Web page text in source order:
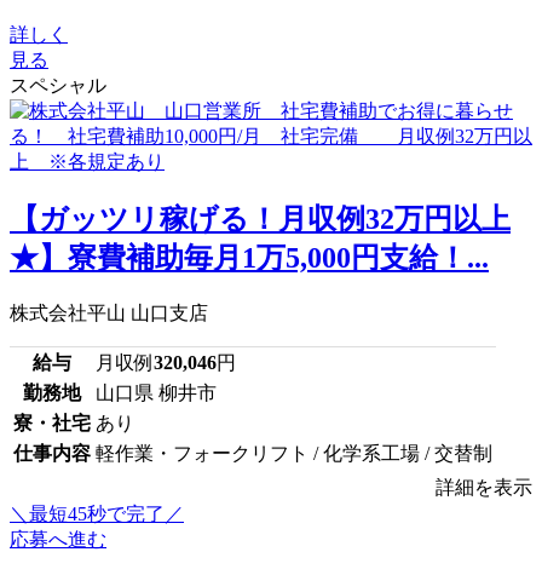
詳しく
見る
スペシャル
【ガッツリ稼げる！月収例32万円以上
★】寮費補助毎月1万5,000円支給！...
株式会社平山 山口支店
給与 月収例 320,046円
勤務地
山口県 柳井市
寮・社宅 あり
仕事内容 軽作業・フォークリフト / 化学系工場 / 交替制
詳細を表示
＼最短45秒で完了／
応募へ進む